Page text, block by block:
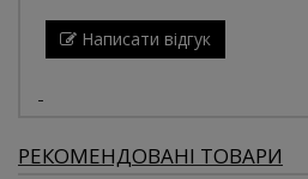
Написати відгук
РЕКОМЕНДОВАНІ ТОВАРИ